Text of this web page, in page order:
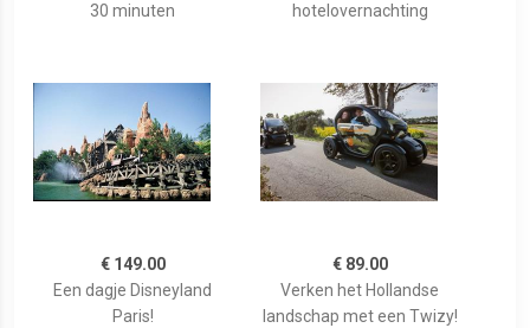
30 minuten
hotelovernachting
€ 149.00
Een dagje Disneyland
Paris!
€ 89.00
Verken het Hollandse
landschap met een Twizy!